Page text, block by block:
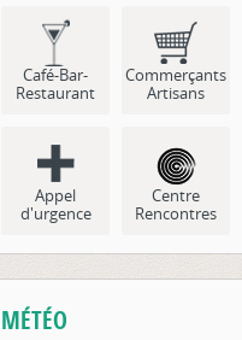
Café-Bar-
Restaurant
Commerçants
Artisans
Appel
d'urgence
Centre
Rencontres
MÉTÉO